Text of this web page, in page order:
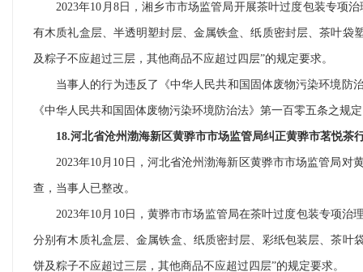
2023年10月8日，湘乡市市场监管局开展茶叶过度包装专项
有木质礼盒层、半透明塑封层、金属铁盒、纸质密封层、茶叶袋
及粽子不应超过三层，其他商品不应超过四层”的规定要求。
当事人的行为违反了《中华人民共和国固体废物污染环境防
《中华人民共和国固体废物污染环境防治法》第一百零五条之
18.河北省沧州渤海新区黄骅市市场监管局纠正黄骅市茗悦茶
2023年10月10日，河北省沧州渤海新区黄骅市市场监管局
查，当事人已整改。
2023年10月10日，黄骅市市场监管局在茶叶过度包装专项
分别有木质礼盒层、金属铁盒、纸质密封层、彩纸包装层、茶叶
饼及粽子不应超过三层，其他商品不应超过四层”的规定要求。